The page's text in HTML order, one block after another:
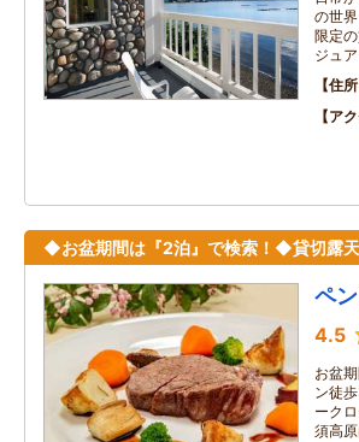
の世
限定
ジュ
住所
ア
◆お盆期間は『2泊』で検索！◆貸切露
ペ
4.5
お盆
ン徒
ーク
須高